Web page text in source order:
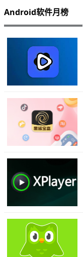
Android软件月榜